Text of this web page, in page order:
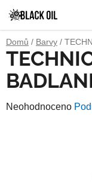
na
obsah
Domů / Barvy /
Průměrné
Neohodnoceno